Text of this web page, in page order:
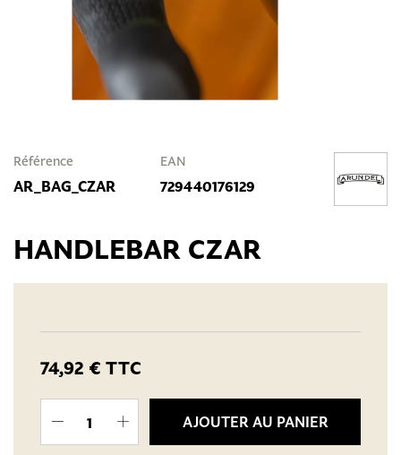
Référence
AR_BAG_CZAR
EAN
729440176129
HANDLEBAR CZAR
74,92 € TTC
AJOUTER AU PANIER